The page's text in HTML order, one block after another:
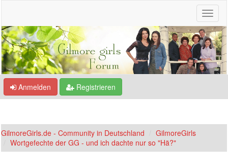
Anmelden Registrieren
GilmoreGirls.de - Community in Deutschland
GilmoreGirls
Wortgefechte der GG - und ich dachte nur so "Hä?"